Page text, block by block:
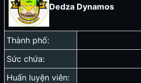
Dedza Dynamos
Thành phố:
Sức chứa:
Huấn luyện viên: